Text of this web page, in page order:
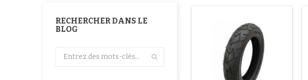
(1 avis)
RECHERCHER DANS LE
BLOG